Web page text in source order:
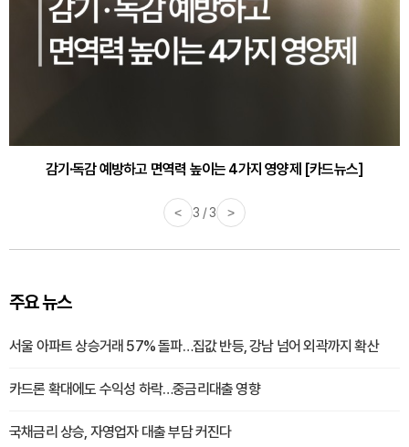
감기·독감 예방하고 면역력 높이는 4가지 영양제 [카드뉴스]
< 3 / 3 >
주요 뉴스
서울 아파트 상승거래 57% 돌파…집값 반등, 강남 넘어 외곽까지 확산
카드론 확대에도 수익성 하락…중금리대출 영향
국채금리 상승, 자영업자 대출 부담 커진다